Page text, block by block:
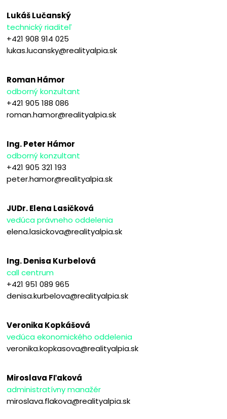
Lukáš Lučanský
technický riaditeľ
+421 908 914 025
lukas.lucansky@realityalpia.sk
Roman Hámor
odborný konzultant
+421 905 188 086
roman.hamor@realityalpia.sk
Ing. Peter Hámor
odborný konzultant
+421 905 321 193
peter.hamor@realityalpia.sk
JUDr. Elena Lasičková
vedúca právneho oddelenia
elena.lasickova@realityalpia.sk
Ing. Denisa Kurbelová
call centrum
+421 951 089 965
denisa.kurbelova@realityalpia.sk
Veronika Kopkášová
vedúca ekonomického oddelenia
veronika.kopkasova@realityalpia.sk
Miroslava Fľaková
administratívny manažér
miroslava.flakova@realityalpia.sk